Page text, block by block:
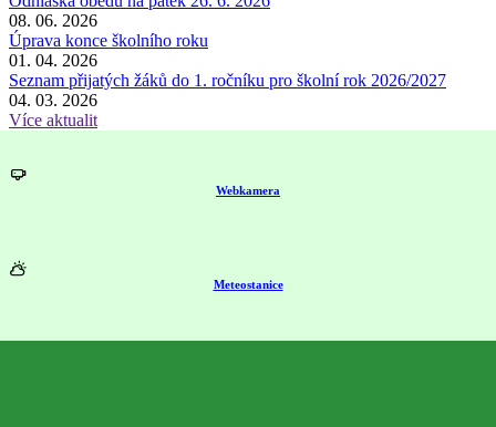
08. 06. 2026
Úprava konce školního roku
01. 04. 2026
Seznam přijatých žáků do 1. ročníku pro školní rok 2026/2027
04. 03. 2026
Více aktualit
Webkamera
Meteostanice